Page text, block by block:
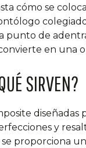
cómo se
punto de
en una
SIRVEN?
diseñadas
y
proporciona